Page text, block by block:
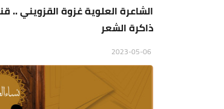
الشاعرة العلوية غزوة القزويني ..
ذاكرة الشعر